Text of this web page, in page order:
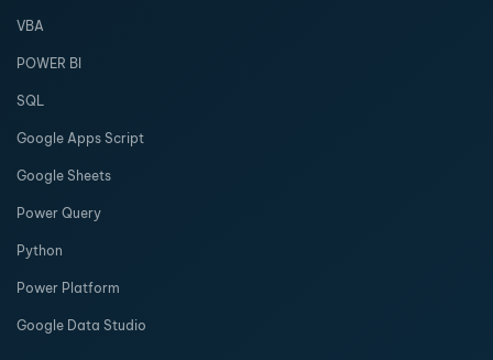
VBA
POWER BI
SQL
Google Apps Script
Google Sheets
Power Query
Python
Power Platform
Google Data Studio